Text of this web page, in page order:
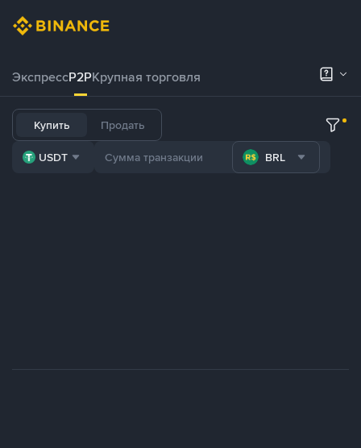
ЭкспрессP2PКрупная торговля
Купить Продать
USDT BRL